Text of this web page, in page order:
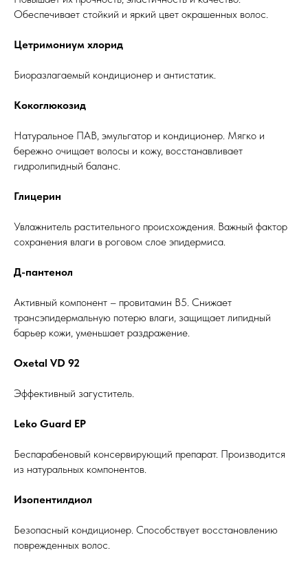
Обеспечивает стойкий и яркий цвет окрашенных волос.
Цетримониум хлорид
Биоразлагаемый кондиционер и антистатик.
Кокоглюкозид
Натуральное ПАВ, эмульгатор и кондиционер. Мягко и
бережно очищает волосы и кожу, восстанавливает
гидролипидный баланс.
Глицерин
Увлажнитель растительного происхождения. Важный фактор
сохранения влаги в роговом слое эпидермиса.
Д-пантенол
Активный компонент – провитамин B5. Снижает
трансэпидермальную потерю влаги, защищает липидный
барьер кожи, уменьшает раздражение.
Oxetal VD 92
Эффективный загуститель.
Leko Guard EP
Беспарабеновый консервирующий препарат. Производится
из натуральных компонентов.
Изопентилдиол
Безопасный кондиционер. Способствует восстановлению
поврежденных волос.